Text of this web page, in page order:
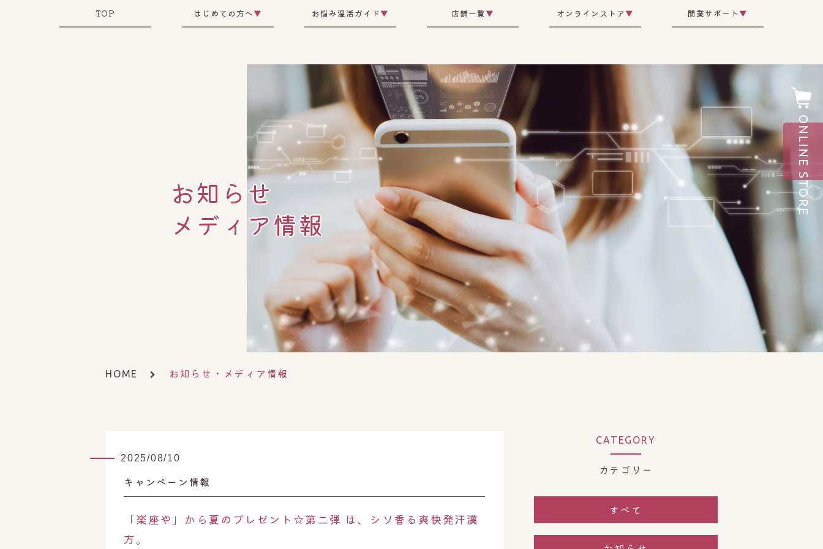
TOP はじめての方へ▼ お悩み温活ガイド▼ 店舗一覧▼ オンラインストア ▼ 開業サポート ▼
お知らせ
メディア情報
HOME お知らせ・メディア情報
2025/08/10
キャンペーン情報
「楽座や」から夏のプレゼント☆第二弾 は、シソ香る爽快発汗漢
方。
CATEGORY
カテゴリー
すべて
ONLINE STORE